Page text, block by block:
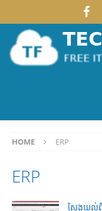
HOME ERP
ERP
ស្វែងយល់